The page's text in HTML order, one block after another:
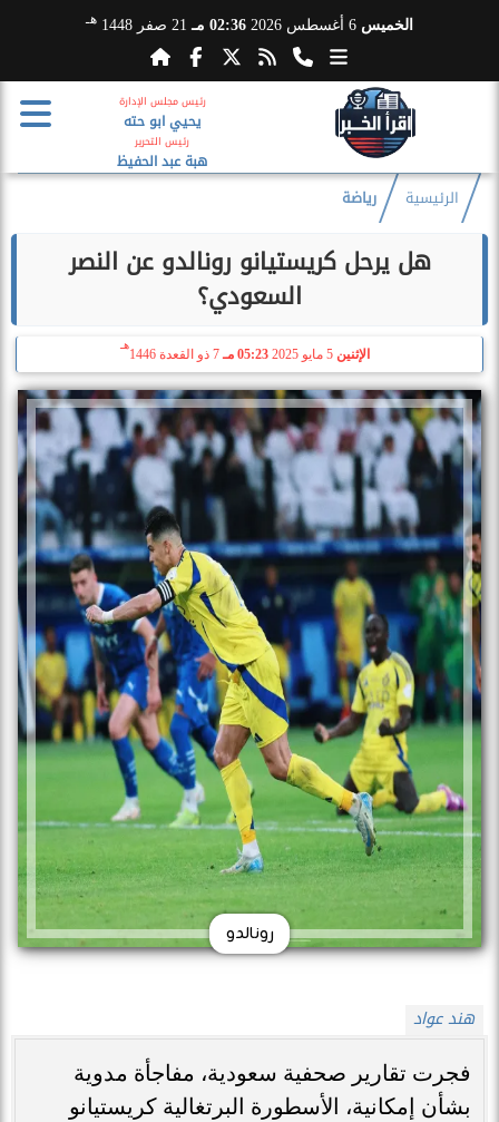
الخميس 02:36 مـ 21 صفر 1448 هـ
رئيس مجلس الإدارة
يحيي ابو حته
رئيس التحرير
هبة عبد الحفيظ
الرئيسية رياضة
هل يرحل كريستيانو رونالدو عن النصر
السعودي؟
الإثنين 05:23 مـ 7 ذو القعدة 1446
هـ
رونالدو
هند عواد
فجرت تقارير صحفية سعودية، مفاجأة مدوية
بشأن إمكانية، الأسطورة البرتغالية كريستيانو